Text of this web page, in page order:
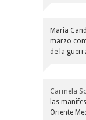
Maria
marzo
de la
Carmela
las
Oriente